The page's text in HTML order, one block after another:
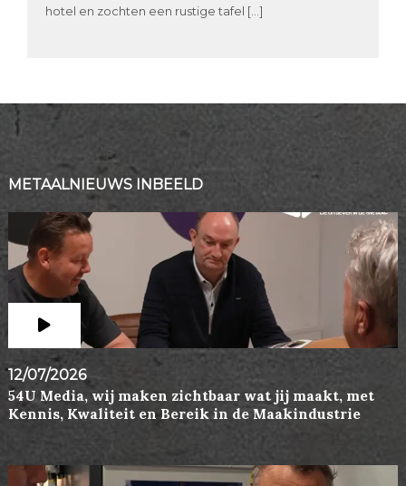
hotel en zochten een rustige tafel […]
METAALNIEUWS INBEELD
12/07/2026
54U Media, wij maken zichtbaar wat jij maakt, met
Kennis, Kwaliteit en Bereik in de Maakindustrie